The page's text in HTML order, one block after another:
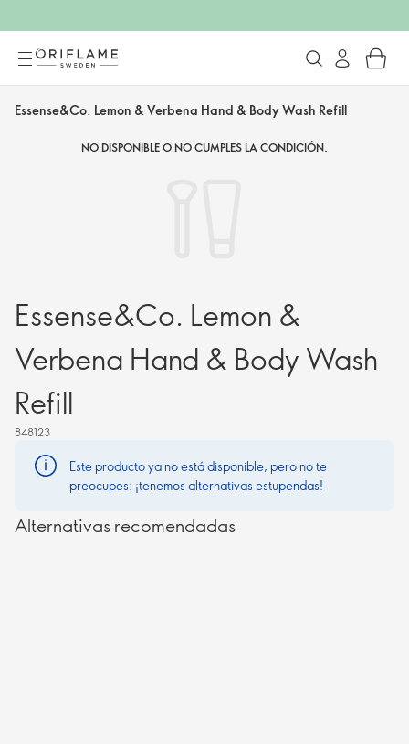
Essense&Co. Lemon & Verbena Hand & Body Wash Refill
NO DISPONIBLE O NO CUMPLES LA CONDICIÓN.
Essense&Co. Lemon &
Verbena Hand & Body Wash
Refill
848123
Este producto ya no está disponible, pero no te
preocupes: ¡tenemos alternativas estupendas!
Alternativas recomendadas